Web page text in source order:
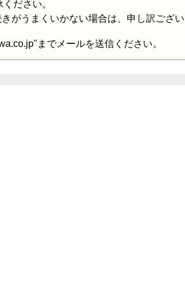
ださい。
がうまくいかない場合は、申し訳ござ
までメールを送信ください。